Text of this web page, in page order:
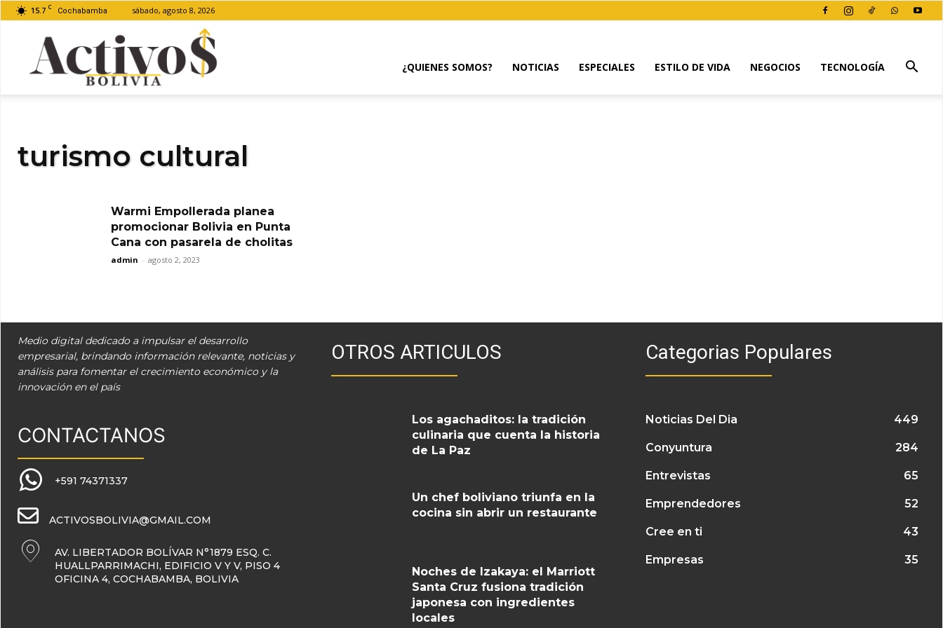
15.7 C Cochabamba sábado, agosto 8, 2026
¿QUIENES SOMOS? NOTICIAS ESPECIALES ESTILO DE VIDA NEGOCIOS TECNOLOGÍA
turismo cultural
Warmi Empollerada planea
promocionar Bolivia en Punta
Cana con pasarela de cholitas
admin - agosto 2, 2023
Medio digital dedicado a impulsar el desarrollo
empresarial, brindando información relevante, noticias y
análisis para fomentar el crecimiento económico y la
innovación en el país
CONTACTANOS
+591 74371337
ACTIVOSBOLIVIA@GMAIL.COM
AV. LIBERTADOR BOLÍVAR N°1879 ESQ. C.
HUALLPARRIMACHI, EDIFICIO V Y V, PISO 4
OFICINA 4, COCHABAMBA, BOLIVIA
OTROS ARTICULOS
Los agachaditos: la tradición
culinaria que cuenta la historia
de La Paz
Un chef boliviano triunfa en la
cocina sin abrir un restaurante
Noches de Izakaya: el Marriott
Santa Cruz fusiona tradición
japonesa con ingredientes
locales
Categorias Populares
Noticias Del Dia 449
Conyuntura 284
Entrevistas 65
Emprendedores 52
Cree en ti 43
Empresas 35